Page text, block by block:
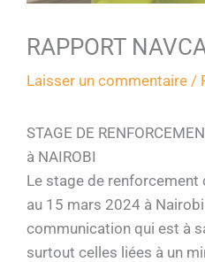
RAPPORT
Laisser un commentaire /
STAGE DE
à NAIROBI
Le stage de renforcement
au 15 mars 2024 à
communication qui est à
surtout celles liées à un